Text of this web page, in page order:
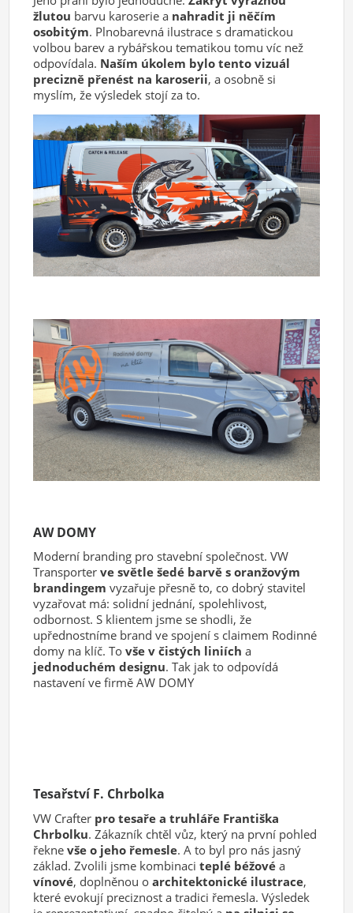
žlutou barvu karoserie a nahradit ji něčím
osobitým. Plnobarevná ilustrace s dramatickou
volbou barev a rybářskou tematikou tomu víc než
odpovídala. Naším úkolem bylo tento vizuál
precizně přenést na karoserii, a osobně si
myslím, že výsledek stojí za to.
AW DOMY
Moderní branding pro stavební společnost. VW
Transporterve světle šedé barvě s oranžovým
brandingem vyzařuje přesně to, co dobrý stavitel
vyzařovat má: solidní jednání, spolehlivost,
odbornost. S klientem jsme se shodli, že
upřednostníme brand ve spojení s claimem Rodinné
domy na klíč. To vše v čistých liniích a
jednoduchém designu. Tak jak to odpovídá
nastavení ve firmě AW DOMY
Tesařství F. Chrbolka
VW Crafter pro tesaře a truhláře Františka
Chrbolku. Zákazník chtěl vůz, který na první pohled
řekne vše o jeho řemesle. A to byl pro nás jasný
základ. Zvolili jsme kombinaciteplé béžové a
vínové, doplněnou oarchitektonické ilustrace,
které evokují preciznost a tradici řemesla. Výsledek